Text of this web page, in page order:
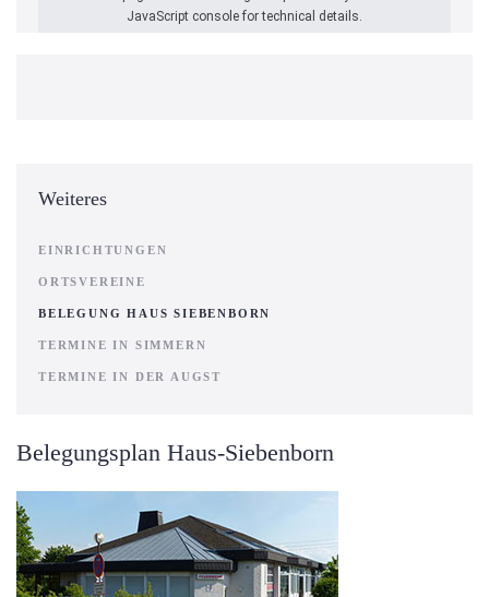
JavaScript console for technical details.
Weiteres
EINRICHTUNGEN
ORTSVEREINE
BELEGUNG HAUS SIEBENBORN
TERMINE IN SIMMERN
TERMINE IN DER AUGST
Belegungsplan Haus-Siebenborn